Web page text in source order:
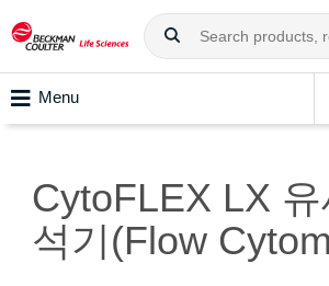
Menu
CytoFLEX LX
석기(Flow